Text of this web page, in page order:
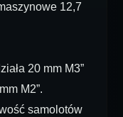
12,7
20 mm M3”
M2”.
samolotów